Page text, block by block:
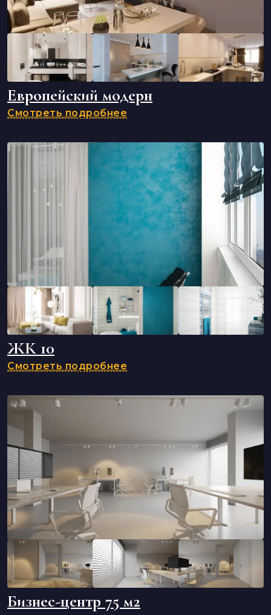
Европейский модерн
Смотреть подробнее
ЖК 10
Смотреть подробнее
Бизнес-центр 75 м2